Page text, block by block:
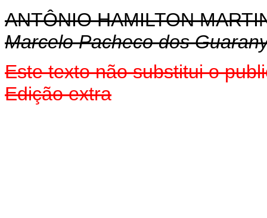
ANTÔNIO HAMILTON
Marcelo Pacheco dos
Este texto não substitui o
Edição extra